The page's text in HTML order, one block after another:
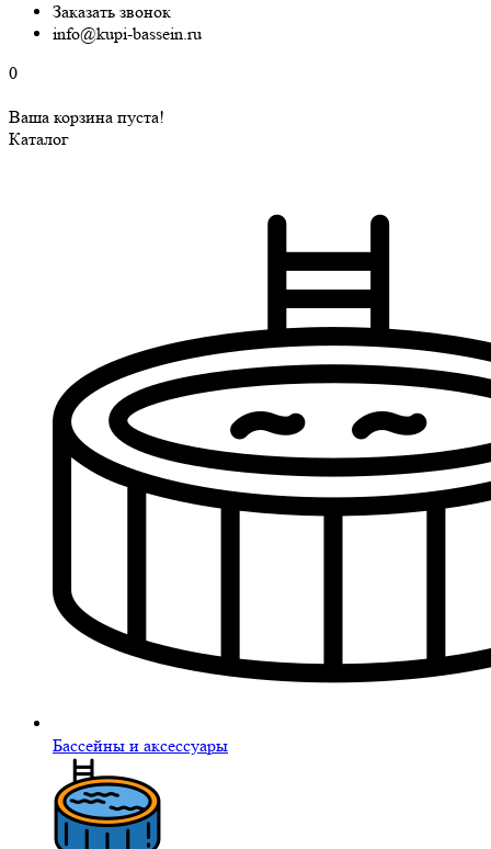
Заказать звонок
info@kupi-bassein.ru
0
Ваша корзина пуста!
Каталог
Бассейны и аксессуары